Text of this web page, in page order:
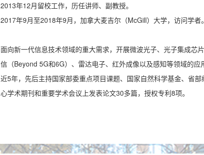
2013年12月留校工作，历任讲师、副教授。
2017年9月至2018年9月，加拿大麦吉尔（McGill）大学，访问学者
面向新一代信息技术领域的重大需求，开展微波光子、光子集成芯
信（Beyond 5G和6G）、雷达电子、红外成像以及感知等领域的应
近5年，先后主持国家部委重点项目课题、国家自然科学基金、省
心学术期刊和重要学术会议上发表论文30多篇，授权专利8项。